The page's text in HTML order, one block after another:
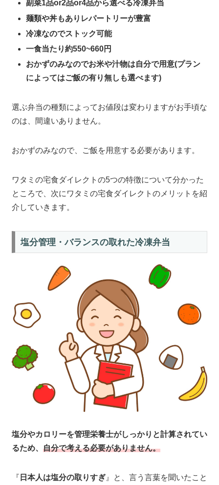
副菜1品or2品or4品から選べる冷凍弁当
麺類や丼もありレパートリーが豊富
冷凍なのでストック可能
一食当たり約550~660円
おかずのみなのでお米や汁物は自分で用意(プラン
によってはご飯の有り無しも選べます)
選ぶ弁当の種類によってお値段は変わりますがお手頃な
のは、間違いありません。
おかずのみなので、ご飯を用意する必要があります。
ワタミの宅食ダイレクトの5つの特徴について分かった
ところで、次にワタミの宅食ダイレクトのメリットを紹
介していきます。
塩分管理・バランスの取れた冷凍弁当
塩分やカロリーを管理栄養士がしっかりと計算されてい
るため、 自分で考える必要がありません。
『 日本人は塩分の取りすぎ 』と、言う言葉を聞いたこと